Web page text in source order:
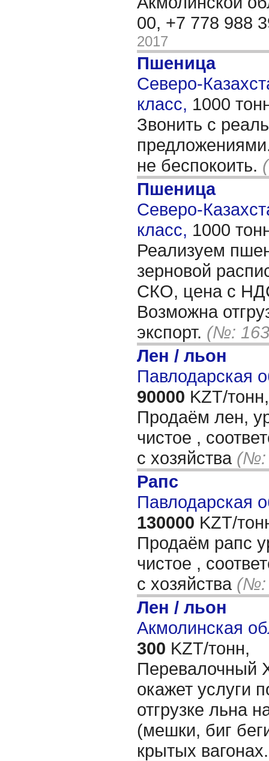
00, +7 778 988
2017
Пшеница
Северо-
класс, 1000
Звонить с
не беспокоить.
Пшеница
Северо-
класс, 1000
Реализуем
зерновой
СКО, цена с
Возможна
экспорт. (№:
Лен / льон
Павлодарская
90000 KZT/тонн,
Продаём лен,
чистое ,
с хозяйства (№:
Рапс
Павлодарская
130000 KZT/
Продаём рапс
чистое ,
с хозяйства (№:
Лен / льон
Акмолинская
300 KZT/тонн,
Перевалочный
окажет услуги
отгрузке льна
(мешки, биг
крытых